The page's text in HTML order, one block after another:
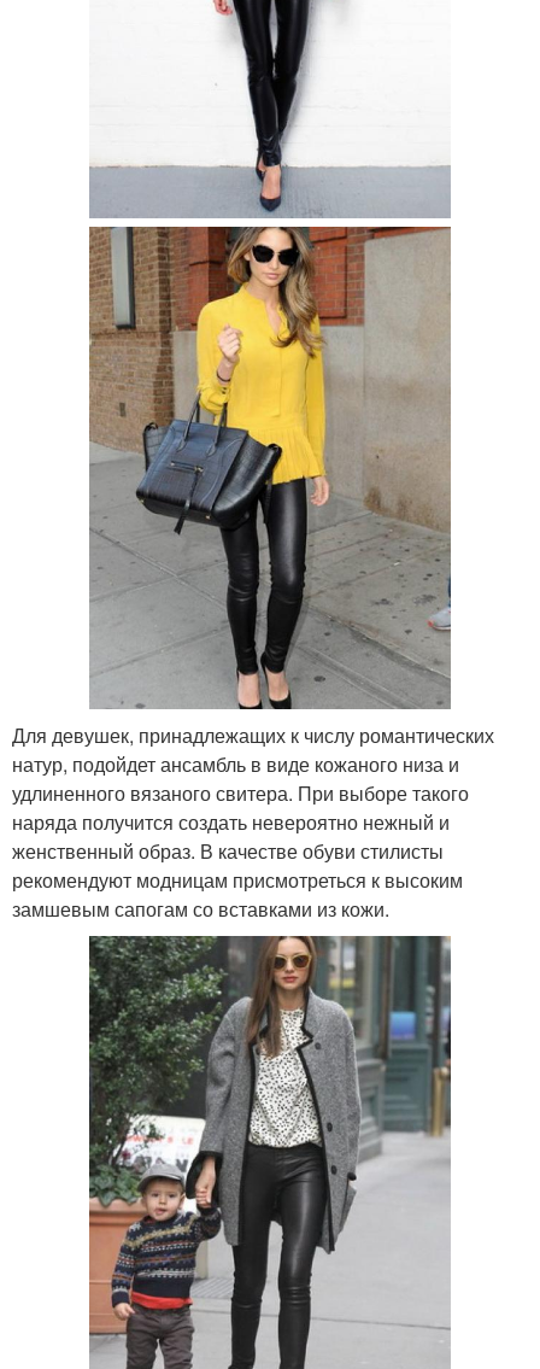
Для девушек, принадлежащих к числу романтических
натур, подойдет ансамбль в виде кожаного низа и
удлиненного вязаного свитера. При выборе такого
наряда получится создать невероятно нежный и
женственный образ. В качестве обуви стилисты
рекомендуют модницам присмотреться к высоким
замшевым сапогам со вставками из кожи.